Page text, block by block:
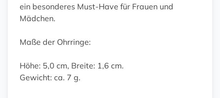
ein besonderes Must-Have für Frauen und
Mädchen.
Maße der Ohrringe:
Höhe: 5,0 cm, Breite: 1,6 cm.
Gewicht: ca. 7 g.